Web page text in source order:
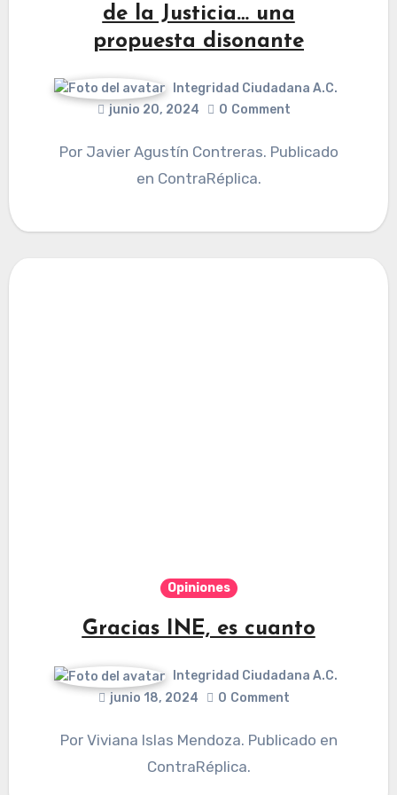
de la Justicia… una
propuesta disonante
Integridad Ciudadana A.C.
junio 20, 2024
0 Comment
Por Javier Agustín Contreras. Publicado
en ContraRéplica.
Opiniones
Gracias INE, es cuanto
Integridad Ciudadana A.C.
junio 18, 2024
0 Comment
Por Viviana Islas Mendoza. Publicado en
ContraRéplica.